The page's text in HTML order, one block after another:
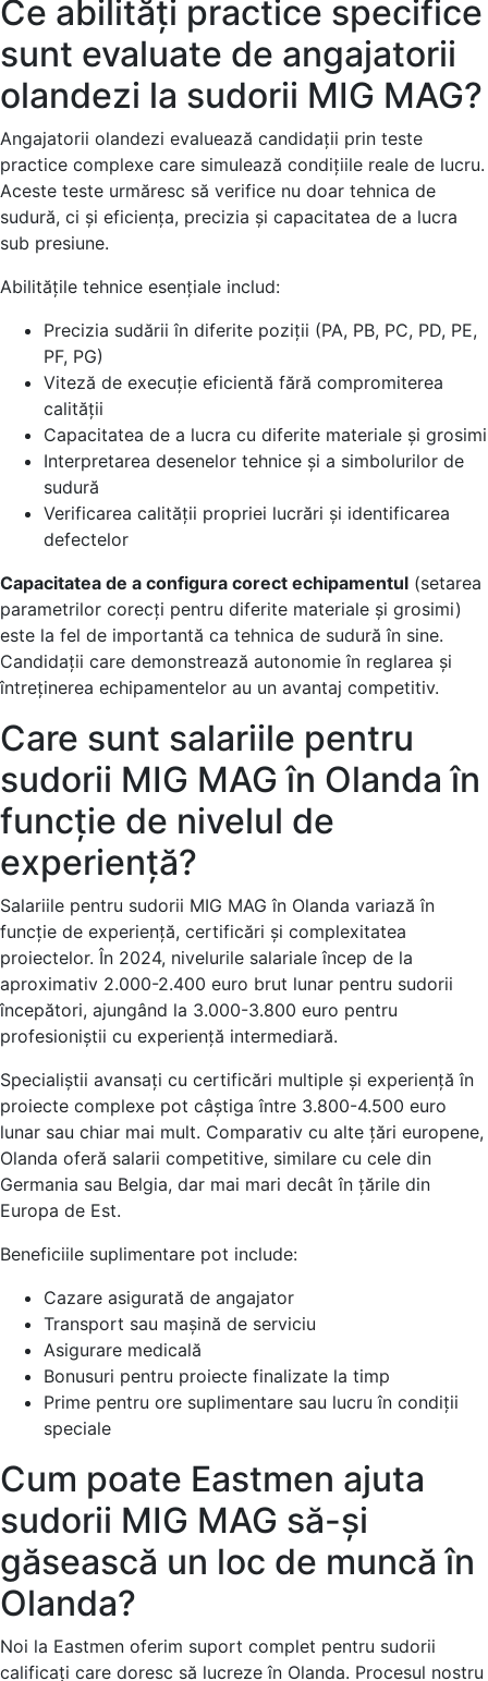
Ce abilități practice specifice
sunt evaluate de angajatorii
olandezi la sudorii MIG MAG?
Angajatorii olandezi evaluează candidații prin teste
practice complexe care simulează condițiile reale de lucru.
Aceste teste urmăresc să verifice nu doar tehnica de
sudură, ci și eficiența, precizia și capacitatea de a lucra
sub presiune.
Abilitățile tehnice esențiale includ:
Precizia sudării în diferite poziții (PA, PB, PC, PD, PE,
PF, PG)
Viteză de execuție eficientă fără compromiterea
calității
Capacitatea de a lucra cu diferite materiale și grosimi
Interpretarea desenelor tehnice și a simbolurilor de
sudură
Verificarea calității propriei lucrări și identificarea
defectelor
Capacitatea de a configura corect echipamentul (setarea
parametrilor corecți pentru diferite materiale și grosimi)
este la fel de importantă ca tehnica de sudură în sine.
Candidații care demonstrează autonomie în reglarea și
întreținerea echipamentelor au un avantaj competitiv.
Care sunt salariile pentru
sudorii MIG MAG în Olanda în
funcție de nivelul de
experiență?
Salariile pentru sudorii MIG MAG în Olanda variază în
funcție de experiență, certificări și complexitatea
proiectelor. În 2024, nivelurile salariale încep de la
aproximativ 2.000-2.400 euro brut lunar pentru sudorii
începători, ajungând la 3.000-3.800 euro pentru
profesioniștii cu experiență intermediară.
Specialiștii avansați cu certificări multiple și experiență în
proiecte complexe pot câștiga între 3.800-4.500 euro
lunar sau chiar mai mult. Comparativ cu alte țări europene,
Olanda oferă salarii competitive, similare cu cele din
Germania sau Belgia, dar mai mari decât în țările din
Europa de Est.
Beneficiile suplimentare pot include:
Cazare asigurată de angajator
Transport sau mașină de serviciu
Asigurare medicală
Bonusuri pentru proiecte finalizate la timp
Prime pentru ore suplimentare sau lucru în condiții
speciale
Cum poate Eastmen ajuta
sudorii MIG MAG să-și
găsească un loc de muncă în
Olanda?
Noi la Eastmen oferim suport complet pentru sudorii
calificați care doresc să lucreze în Olanda. Procesul nostru